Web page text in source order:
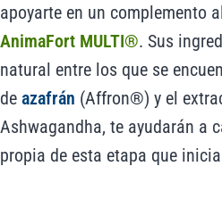
apoyarte en un complemento
AnimaFort MULTI®. Sus
natural entre los que se
de azafrán (Affron®) y el
Ashwagandha, te ayudarán a
propia de esta etapa que